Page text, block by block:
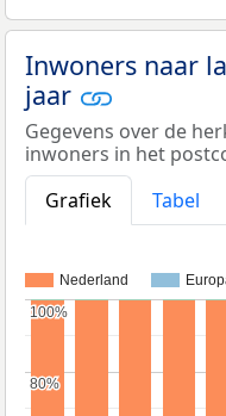
Inwoners naar
jaar
Gegevens over de
inwoners in het
Grafiek
Tabel
Nederland
80%
80%
100%
100%